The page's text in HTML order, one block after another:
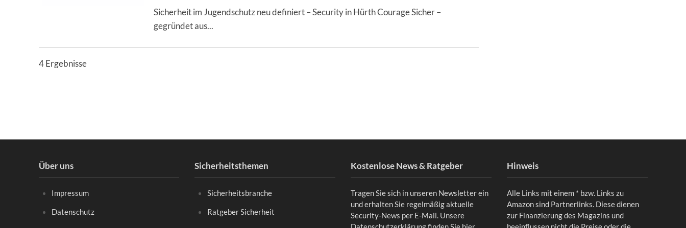
Sicherheit im Jugendschutz neu definiert – Security in Hürth Courage Sicher –
gegründet aus...
4 Ergebnisse
Über uns
Impressum
Datenschutz
Sicherheitsthemen
Sicherheitsbranche
Ratgeber Sicherheit
Kostenlose News & Ratgeber
Tragen Sie sich in unseren Newsletter ein
und erhalten Sie regelmäßig aktuelle
Security-News per E-Mail. Unsere
Hinweis
Alle Links mit einem * bzw. Links zu
Amazon sind Partnerlinks. Diese dienen
zur Finanzierung des Magazins und